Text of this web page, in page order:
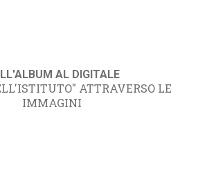
AL DIGITALE
ATTRAVERSO LE
IMMAGINI